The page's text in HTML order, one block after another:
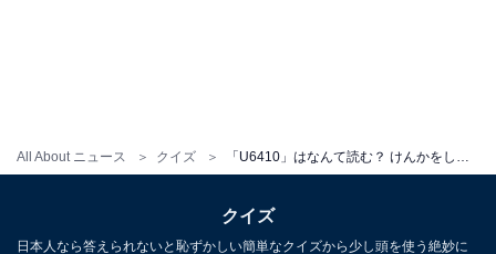
All About ニュース クイズ
クイズ
日本人なら答えられないと恥ずかしい簡単なクイズから少し頭を使う絶妙に